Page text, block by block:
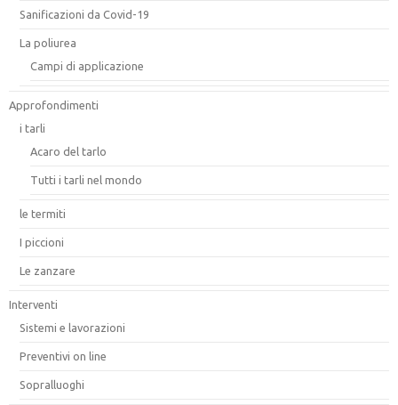
Sanificazioni da Covid-19
La poliurea
Campi di applicazione
Approfondimenti
i tarli
Acaro del tarlo
Tutti i tarli nel mondo
le termiti
I piccioni
Le zanzare
Interventi
Sistemi e lavorazioni
Preventivi on line
Sopralluoghi